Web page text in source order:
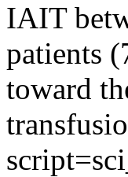
IAIT
patients
toward